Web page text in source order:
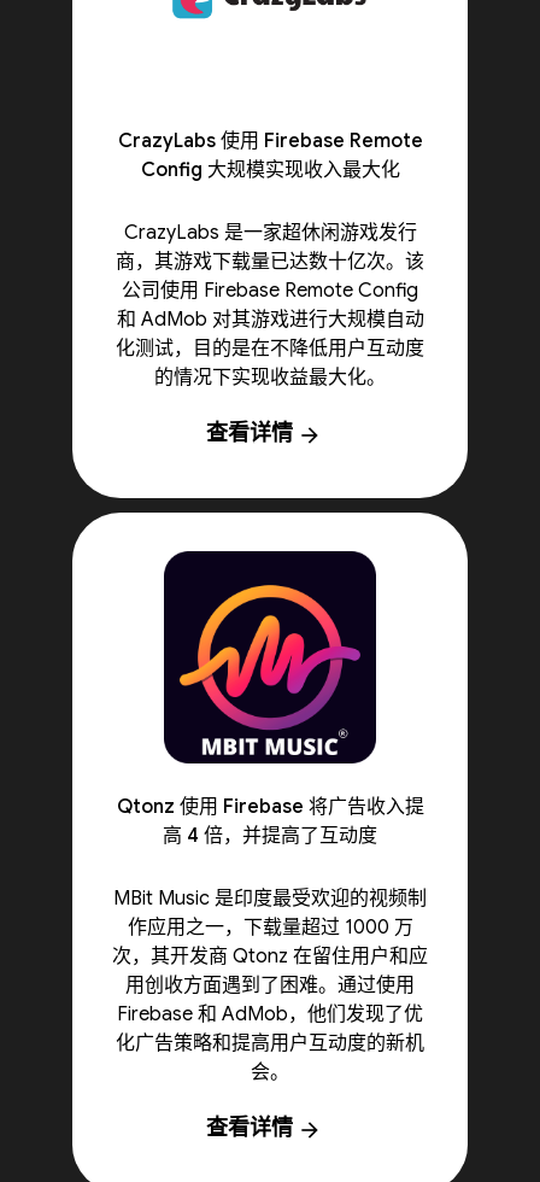
CrazyLabs 使用 Firebase Remote
Config 大规模实现收入最大化
CrazyLabs 是一家超休闲游戏发行
商，其游戏下载量已达数十亿次。该
公司使用 Firebase Remote Config
和 AdMob 对其游戏进行大规模自动
化测试，目的是在不降低用户互动度
的情况下实现收益最大化。
查看详情 arrow_forward
Qtonz 使用 Firebase 将广告收入提
高 4 倍，并提高了互动度
MBit Music 是印度最受欢迎的视频制
作应用之一，下载量超过 1000 万
次，其开发商 Qtonz 在留住用户和应
用创收方面遇到了困难。通过使用
Firebase 和 AdMob，他们发现了优
化广告策略和提高用户互动度的新机
会。
查看详情 arrow_forward